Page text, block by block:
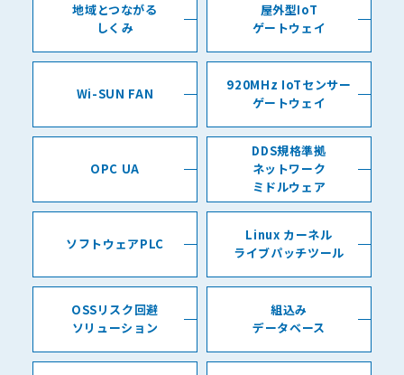
地域とつながる
しくみ
屋外型IoT
ゲートウェイ
Wi-SUN FAN
920MHz IoTセンサー
ゲートウェイ
OPC UA
DDS規格準拠
ネットワーク
ミドルウェア
ソフトウェアPLC
Linux カーネル
ライブパッチツール
OSSリスク回避
ソリューション
組込み
データベース